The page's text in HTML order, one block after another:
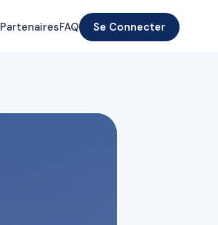
PartenairesFAQ Se Connecter